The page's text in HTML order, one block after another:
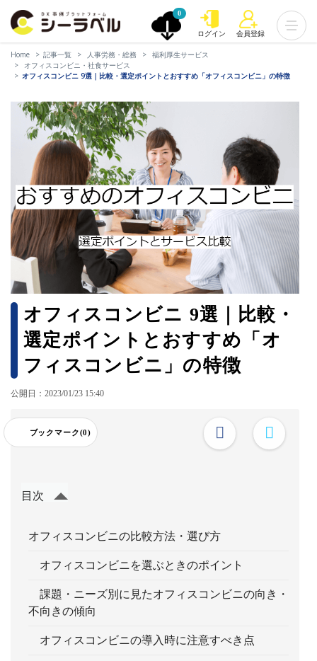
0
ログイン 会員登録
Home 記事一覧 人事労務・総務
福利厚生サービス
オフィスコンビニ・社食サービス
オフィスコンビニ 9選｜比較・選定ポイントとおすすめ「オフィスコンビニ」の特徴
オフィスコンビニ 9選｜比較・
選定ポイントとおすすめ「オ
フィスコンビニ」の特徴
公開日：2023/01/23 15:40
ブックマーク(0)
目次
オフィスコンビニの比較方法・選び方
オフィスコンビニを選ぶときのポイント
課題・ニーズ別に見たオフィスコンビニの向き・
不向きの傾向
オフィスコンビニの導入時に注意すべき点